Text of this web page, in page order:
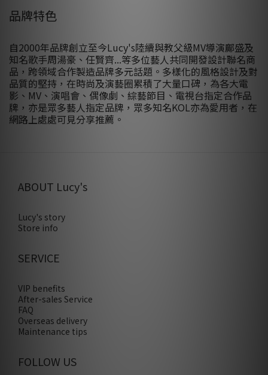
品牌特色
自2000年品牌創立至今Lucy's陸續與教父級MV導演鄺盛及
知名歌手周湯豪、任賢齊...等多位藝人共同開發設計聯名商
品，跨領域合作製造品牌多元話題。多樣化的風格設計及對
品質的堅持，在時尚及演藝圈累積了大量口碑，為各大電
影、MV、演唱會、偶像劇、綜藝節目、電視台指定合作品
牌，亦是眾多藝人指定品牌，眾多知名KOL亦為愛用者，在
網路上處處可見分享推薦。
ABOUT Lucy's
Lucy's story
Store info
SERVICE
VIP benefits
After-sales Service
FAQ
Overseas delivery
Maintenance tips
FOLLOW US